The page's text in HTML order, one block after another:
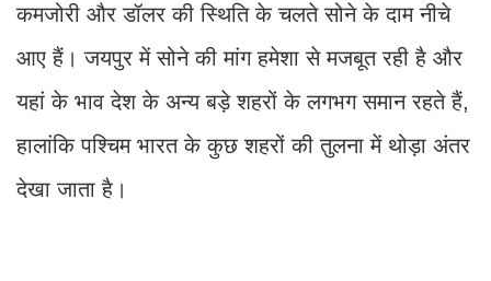
कमजोरी और डॉलर की स्थिति के चलते सोने के दाम नीचे
आए हैं। जयपुर में सोने की मांग हमेशा से मजबूत रही है और
यहां के भाव देश के अन्य बड़े शहरों के लगभग समान रहते हैं,
हालांकि पश्चिम भारत के कुछ शहरों की तुलना में थोड़ा अंतर
देखा जाता है।